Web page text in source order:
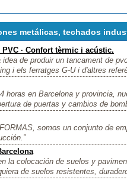
metálicas, techados
· Confort tèrmic i acústic.
de produir un tancament de
i els ferratges G-U i d'altres
horas en Barcelona y provincia,
de puertas y cambios de
somos un conjunto de
la colocación de suelos y
de suelos resistentes,